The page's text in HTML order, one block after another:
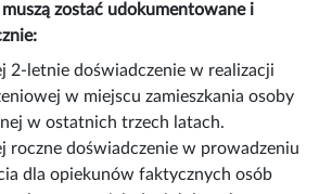
zostać udokumentowane i
2-letnie doświadczenie w realizacji
w miejscu zamieszkania osoby
w ostatnich trzech latach.
roczne doświadczenie w prowadzeniu
dla opiekunów faktycznych osób